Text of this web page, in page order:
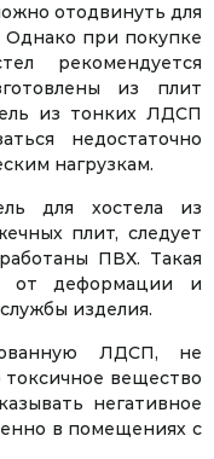
отодвинуть для
Однако при покупке
рекомендуется
из плит
из тонких ЛДСП
недостаточно
нагрузкам.
для хостела из
плит, следует
ПВХ. Такая
от деформации и
изделия.
ЛДСП, не
вещество
негативное
в помещениях с